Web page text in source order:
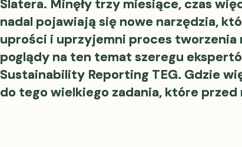
Slatera. Minęły trzy miesiące, czas
nadal pojawiają się nowe narzędzia,
uprości i uprzyjemni proces tworzenia
poglądy na ten temat szeregu
Sustainability Reporting TEG. Gdzie
do tego wielkiego zadania, które przed